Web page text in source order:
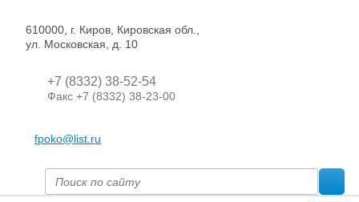
610000, г. Киров, Кировская обл.,
ул. Московская, д. 10
+7 (8332) 38-52-54
Факс +7 (8332) 38-23-00
fpoko@list.ru